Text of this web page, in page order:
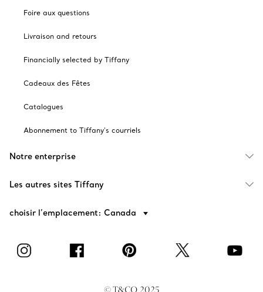
Foire aux questions
Livraison and retours
Financially selected by Tiffany
Cadeaux des Fêtes
Catalogues
Abonnement to Tiffany's courriels
Notre enterprise
Les autres sites Tiffany
choisir l’emplacement: Canada